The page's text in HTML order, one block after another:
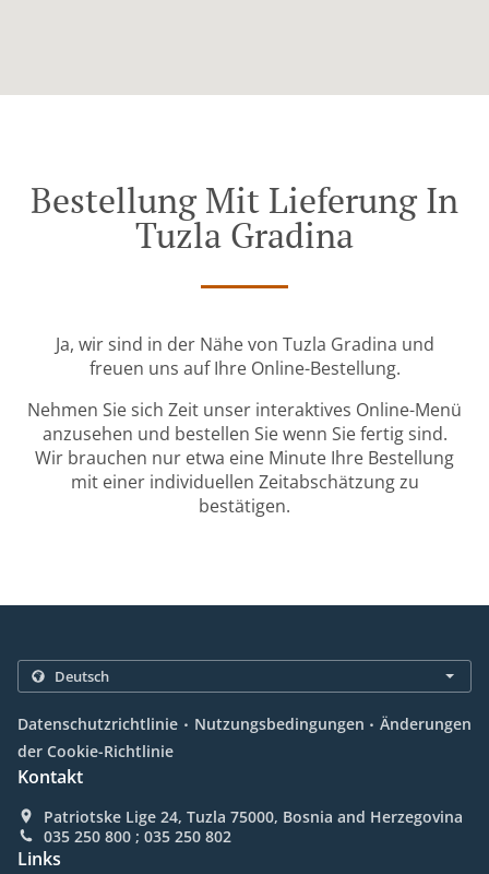
Bestellung Mit Lieferung In
Tuzla Gradina
Ja, wir sind in der Nähe von Tuzla Gradina und
freuen uns auf Ihre Online-Bestellung.
Nehmen Sie sich Zeit unser interaktives Online-Menü
anzusehen und bestellen Sie wenn Sie fertig sind.
Wir brauchen nur etwa eine Minute Ihre Bestellung
mit einer individuellen Zeitabschätzung zu
bestätigen.
Datenschutzrichtlinie . Nutzungsbedingungen . Änderungen
der Cookie-Richtlinie
Kontakt
Patriotske Lige 24, Tuzla 75000, Bosnia and Herzegovina
035 250 800 ; 035 250 802
Links